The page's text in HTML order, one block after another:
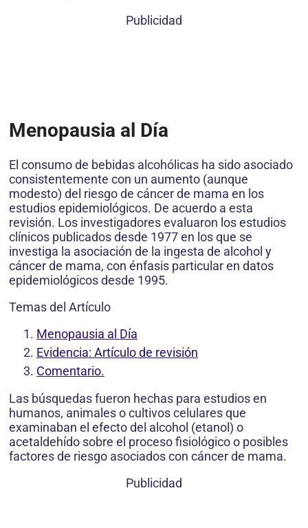
Publicidad
Menopausia al Día
El consumo de bebidas alcohólicas ha sido asociado
consistentemente con un aumento (aunque
modesto) del riesgo de cáncer de mama en los
estudios epidemiológicos. De acuerdo a esta
revisión. Los investigadores evaluaron los estudios
clínicos publicados desde 1977 en los que se
investiga la asociación de la ingesta de alcohol y
cáncer de mama, con énfasis particular en datos
epidemiológicos desde 1995.
Temas del Artículo
Menopausia al Día
Evidencia: Artículo de revisión
Comentario.
Las búsquedas fueron hechas para estudios en
humanos, animales o cultivos celulares que
examinaban el efecto del alcohol (etanol) o
acetaldehído sobre el proceso fisiológico o posibles
factores de riesgo asociados con cáncer de mama.
Publicidad